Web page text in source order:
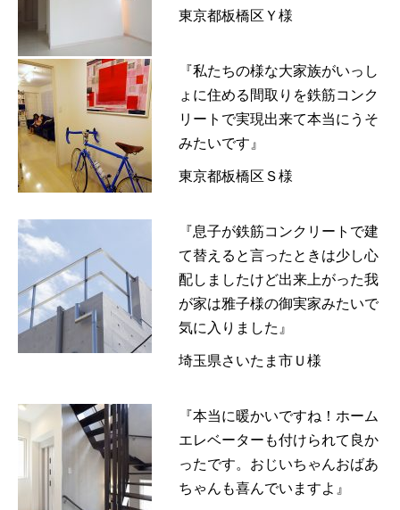
東京都板橋区Ｙ様
『私たちの様な大家族がいっし
ょに住める間取りを鉄筋コンク
リートで実現出来て本当にうそ
みたいです』
東京都板橋区Ｓ様
『息子が鉄筋コンクリートで建
て替えると言ったときは少し心
配しましたけど出来上がった我
が家は雅子様の御実家みたいで
気に入りました』
埼玉県さいたま市Ｕ様
『本当に暖かいですね！ホーム
エレベーターも付けられて良か
ったです。おじいちゃんおばあ
ちゃんも喜んでいますよ』